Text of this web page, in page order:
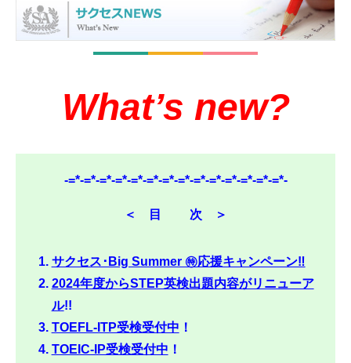
What’s new?
-=*-=*-=*-=*-=*-=*-=*-=*-=*-=*-=*-=*-=*-=*-
＜ 目 次 ＞
サクセス･Big Summer ㊕応援キャンペーン‼
2024年度からSTEP英検出題内容がリニューア
ル!!
TOEFL-ITP受検受付中 ！
TOEIC-IP受検受付中 ！